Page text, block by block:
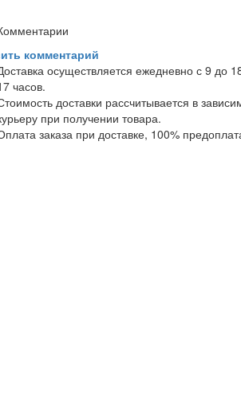
комментарий
осуществляется ежедневно с 9 до
часов.
доставки рассчитывается в
при получении товара.
заказа при доставке, 100%